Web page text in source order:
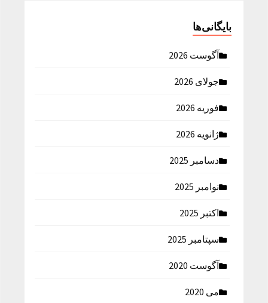
بایگانی‌ها
آگوست 2026
جولای 2026
فوریه 2026
ژانویه 2026
دسامبر 2025
نوامبر 2025
اکتبر 2025
سپتامبر 2025
آگوست 2020
می 2020